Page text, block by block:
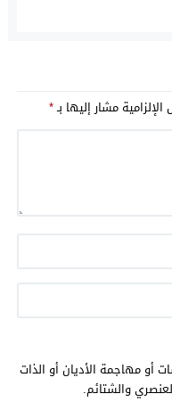
الإلزامية مشار إليها بـ*
أو مهاجمة الأديان أو الذات
والشتائم.